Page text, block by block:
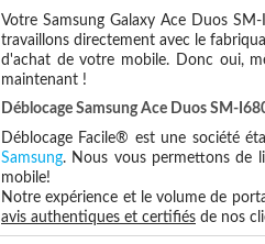
Votre Samsung Galaxy Ace Duos
travaillons directement avec le
d'achat de votre mobile. Donc oui,
maintenant !
Déblocage Samsung Ace Duos SM-
Déblocage Facile® est une société
Samsung. Nous vous permettons de
mobile!
Notre expérience et le volume de
avis authentiques et certifiés de nos